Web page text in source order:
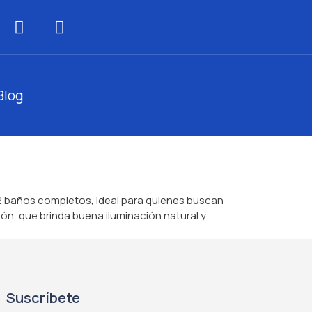
completos, ideal para quienes buscan
que brinda buena iluminación natural y
Suscríbete